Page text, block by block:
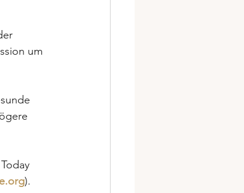
um
).